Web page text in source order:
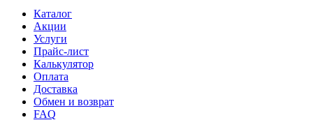
Каталог
Акции
Услуги
Прайс-лист
Калькулятор
Оплата
Доставка
Обмен и возврат
FAQ